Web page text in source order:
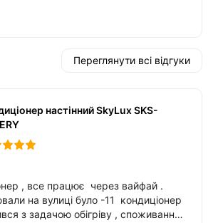
Переглянути всі відгуки
настінний SkyLux SKS-
, все працює через вайфай .
на вулиці було -11 кондиціонер
з задачою обігріву , споживання